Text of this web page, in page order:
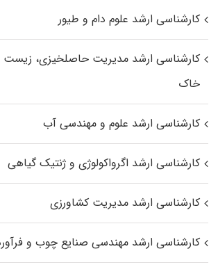
کارشناسی ارشد علوم دام و طیور
کارشناسی ارشد مدیریت حاصلخیزی، زیست
خاک
کارشناسی ارشد علوم و مهندسی آب
کارشناسی ارشد اگرواکولوژی و ژنتیک گیاهی
کارشناسی ارشد مدیریت کشاورزی
کارشناسی ارشد مهندسی صنایع چوب و